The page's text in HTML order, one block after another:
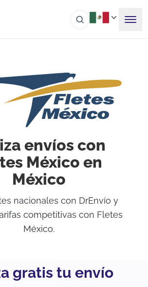
envíos con
México en
México
nacionales con DrEnvío y
competitivas con Fletes
México.
gratis tu envío